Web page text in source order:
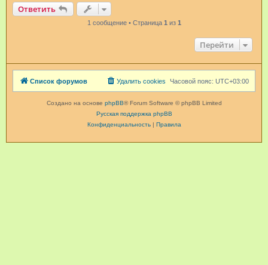
Ответить
1 сообщение • Страница 1 из 1
Перейти
Список форумов Часовой пояс: UTC+03:00
Удалить cookies
Создано на основе phpBB® Forum Software © phpBB Limited
Русская поддержка phpBB
Конфиденциальность| Правила